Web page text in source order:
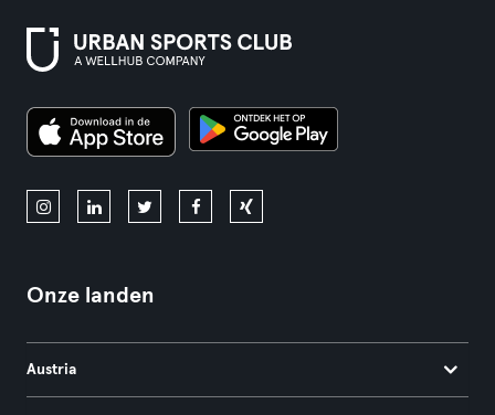
Onze landen
Austria